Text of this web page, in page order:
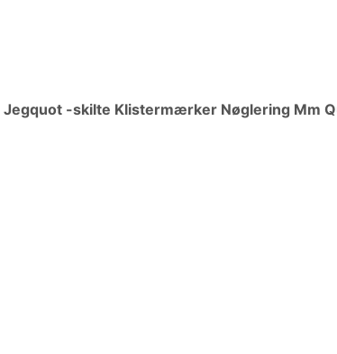
Jegquot -skilte Klistermærker Nøglering Mm